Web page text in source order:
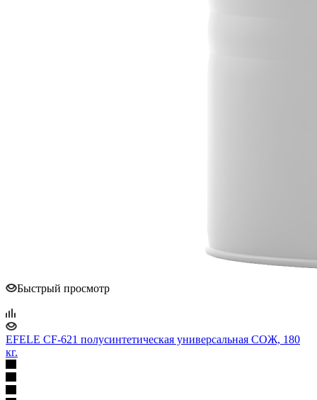
Быстрый просмотр
EFELE CF-621 полусинтетическая универсальная СОЖ, 180
кг.